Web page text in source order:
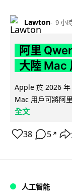
Lawton 9 小
阿里
大陸 Mac
Apple 於 2026 年
Mac 用戶可將阿
全文
38 5 ↗
人工智能